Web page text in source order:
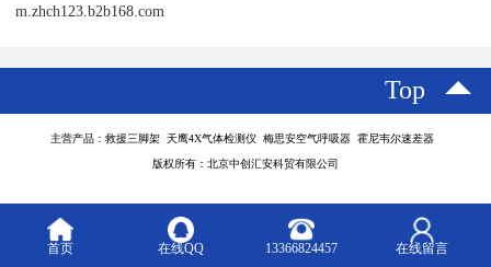
m.zhch123.b2b168.com
Top
主营产品：救援三脚架 天鹰4X气体检测仪 梅思安空气呼吸器 霍尼韦尔速差器
版权所有：北京中创汇安科贸有限公司
首页 在线QQ 13366824457 在线留言